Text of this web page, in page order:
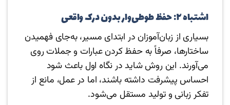
اشتباه ۲: حفظ طوطی‌وار بدون درک واقعی
بسیاری از زبان‌آموزان در ابتدای مسیر، به‌جای فهمیدن
ساختارها، صرفاً به حفظ کردن عبارات و جملات روی
می‌آورند. این روش شاید در نگاه اول باعث شود
احساس پیشرفت داشته باشند، اما در عمل، مانع از
تفکر زبانی و تولید مستقل می‌شود.